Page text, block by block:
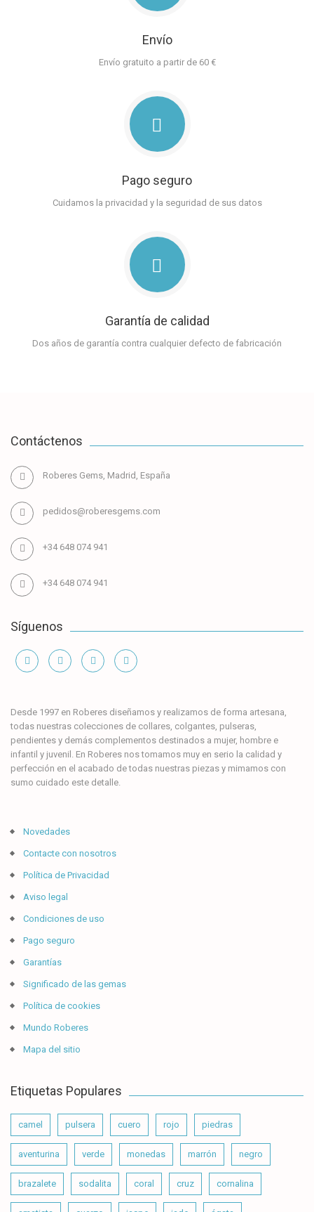
Envío
Envío gratuito a partir de 60 €
Pago seguro
Cuidamos la privacidad y la seguridad de sus datos
Garantía de calidad
Dos años de garantía contra cualquier defecto de fabricación
Contáctenos
Roberes Gems, Madrid, España
pedidos@roberesgems.com
+34 648 074 941
+34 648 074 941
Síguenos
Desde 1997 en Roberes diseñamos y realizamos de forma artesana,
todas nuestras colecciones de collares, colgantes, pulseras,
pendientes y demás complementos destinados a mujer, hombre e
infantil y juvenil. En Roberes nos tomamos muy en serio la calidad y
perfección en el acabado de todas nuestras piezas y mimamos con
sumo cuidado este detalle.
Información
Novedades
Contacte con nosotros
Política de Privacidad
Aviso legal
Condiciones de uso
Pago seguro
Garantías
Significado de las gemas
Política de cookies
Mundo Roberes
Mapa del sitio
Etiquetas Populares
camel pulsera cuero rojo piedras
aventurina verde monedas marrón negro
brazalete sodalita coral cruz cornalina